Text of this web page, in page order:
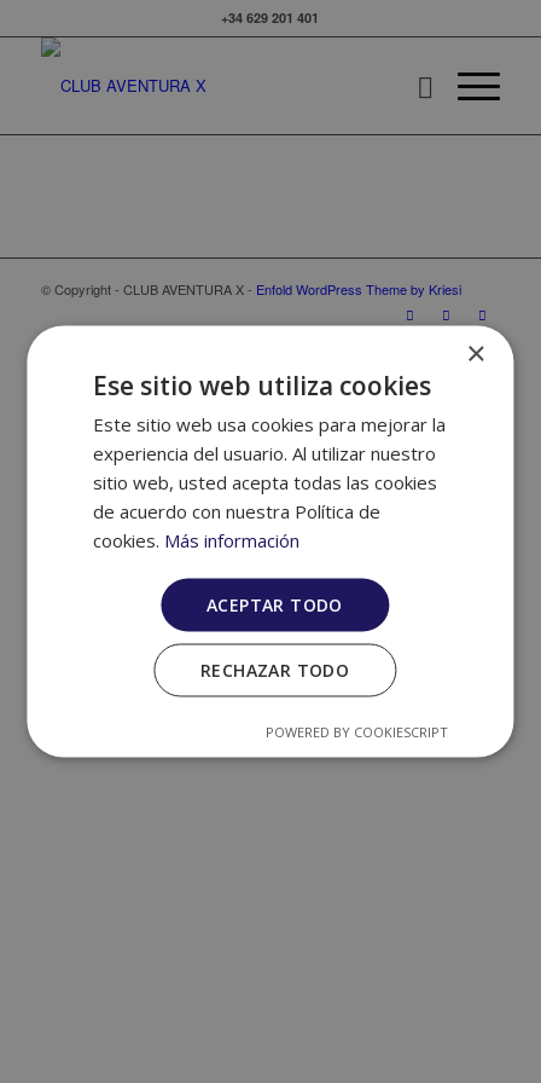
+34 629 201 401
© Copyright - CLUB AVENTURA X - Enfold WordPress Theme by Kriesi
×
Ese sitio web utiliza cookies
Este sitio web usa cookies para mejorar la
experiencia del usuario. Al utilizar nuestro
sitio web, usted acepta todas las cookies
de acuerdo con nuestra Política de
cookies. Más información
ACEPTAR TODO
RECHAZAR TODO
POWERED BY COOKIESCRIPT